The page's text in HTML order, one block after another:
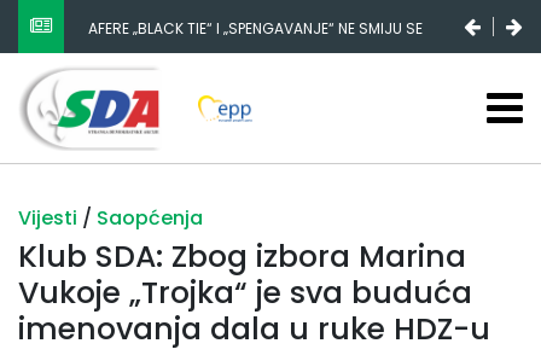
AFERE „BLACK TIE“ I „SPENGAVANJE“ NE SMIJU SE
ZATAŠKATI
Vijesti / Saopćenja
Klub SDA: Zbog izbora Marina
Vukoje „Trojka“ je sva buduća
imenovanja dala u ruke HDZ-u